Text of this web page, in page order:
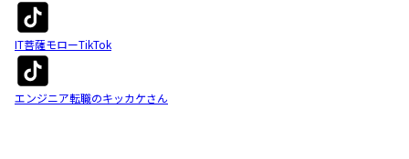
IT菩薩モローTikTok
エンジニア転職のキッカケさん